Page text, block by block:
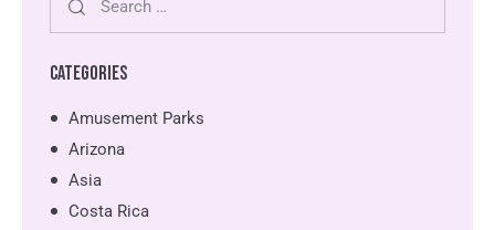
CATEGORIES
Amusement Parks
Arizona
Asia
Costa Rica